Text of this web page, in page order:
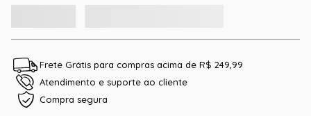
Frete Grátis para compras acima de R$ 249,99
Atendimento e suporte ao cliente
Compra segura